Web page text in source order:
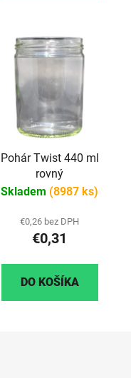
Pohár Twist 440 ml
rovný
Skladem (8987 ks)
€0,26 bez DPH
€0,31
DO KOŠÍKA